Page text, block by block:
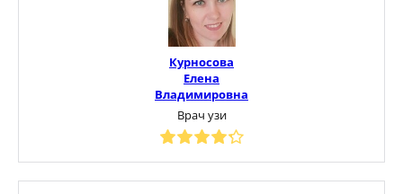
Курносова
Елена
Владимировна
Врач узи